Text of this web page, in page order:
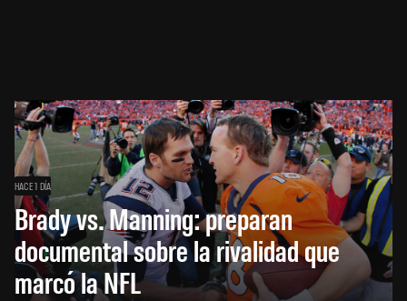
HACE 1 DÍA
Brady vs. Manning: preparan
documental sobre la rivalidad que
marcó la NFL